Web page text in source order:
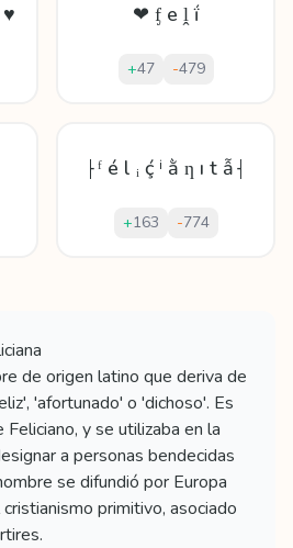
❤ ᶂ е ḽ ḯ
+47 -479
⸠ᶠ é l ᵢ ḉ ⁱ ằ ƞ ı t ẫ⸡
+163 -774
de origen latino que deriva de
'afortunado' o 'dichoso'. Es
y se utilizaba en la
a personas bendecidas
se difundió por Europa
primitivo, asociado